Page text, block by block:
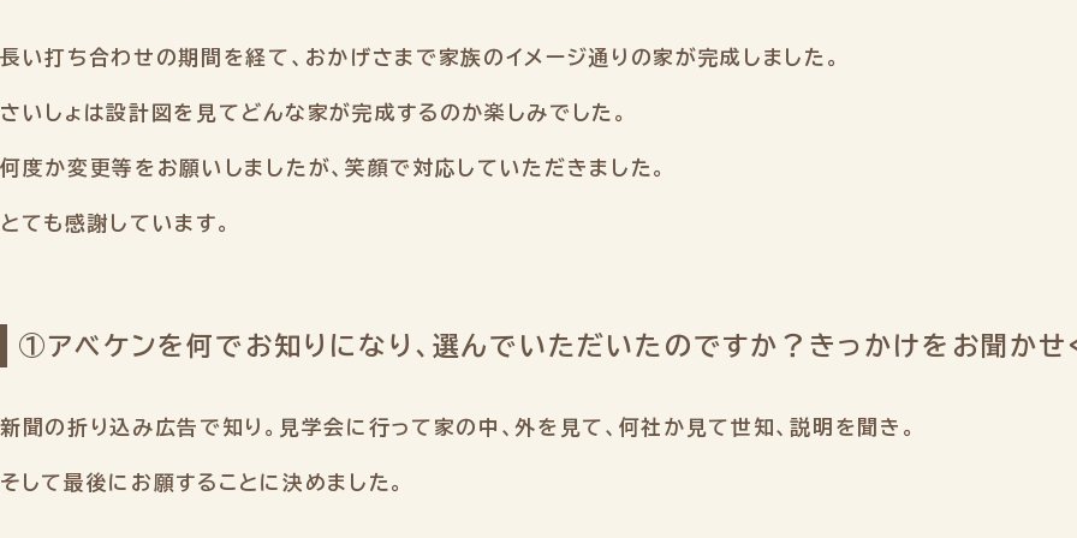
長い打ち合わせの期間を経て、おかげさまで家族のイメージ通りの家が完成しました。
さいしょは設計図を見てどんな家が完成するのか楽しみでした。
何度か変更等をお願いしましたが、笑顔で対応していただきました。
とても感謝しています。
①アベケンを何でお知りになり、選んでいただいたのですか？きっかけをお聞かせ
新聞の折り込み広告で知り。見学会に行って家の中、外を見て、何社か見て世知、説明を聞き。
そして最後にお願することに決めました。